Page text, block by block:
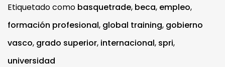
Etiquetado como basquetrade, beca, empleo,
formación profesional, global training, gobierno
vasco, grado superior, internacional, spri,
universidad